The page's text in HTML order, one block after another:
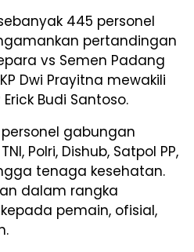
445 personel
pertandingan
vs Semen Padang
Dwi Prayitna mewakili
Budi Santoso.
personel gabungan
Polri, Dishub, Satpol PP,
tenaga kesehatan.
dalam rangka
pemain, ofisial,